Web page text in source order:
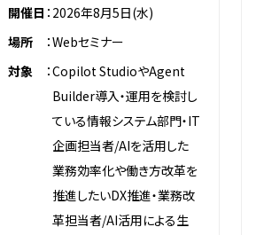
開催日 2026年8月5日(水)
場所
Webセミナー
対象
Copilot StudioやAgent
Builder導入・運用を検討し
ている情報システム部門・IT
企画担当者/AIを活用した
業務効率化や働き方改革を
推進したいDX推進・業務改
革担当者/AI活用による生